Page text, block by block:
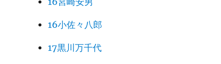
16小佐々八郎
17黒川万千代